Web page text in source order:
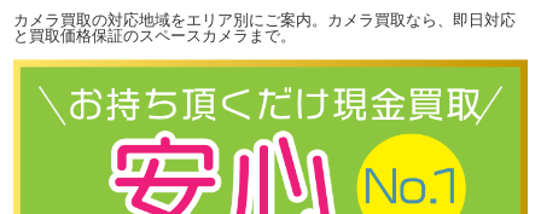
カメラ買取の対応地域をエリア別にご案内。カメラ買取なら、即日対応
と買取価格保証のスペースカメラまで。